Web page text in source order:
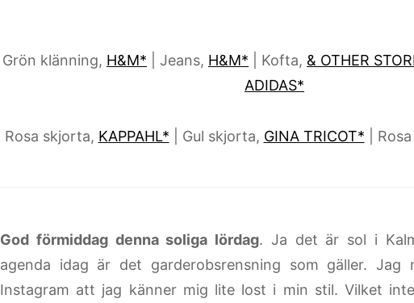
Grön klänning, H&M* | Jeans, H&M* | Kofta, & OTHER
ADIDAS*
Rosa skjorta, KAPPAHL* | Gul skjorta, GINA TRICOT* |
God förmiddag denna soliga lördag. Ja det är sol i
agenda idag är det garderobsrensning som gäller. Jag
Instagram att jag känner mig lite lost i min stil. Vilket